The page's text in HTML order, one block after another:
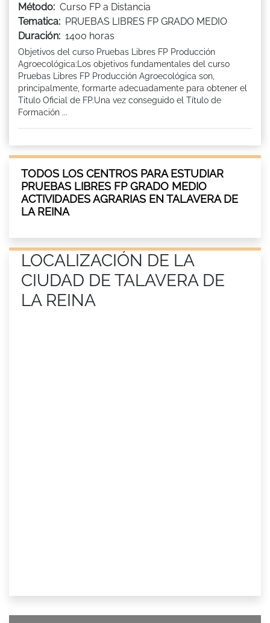
Método: Curso FP a Distancia
Tematica: PRUEBAS LIBRES FP GRADO MEDIO
Duración: 1400 horas
Objetivos del curso Pruebas Libres FP Producción
Agroecológica:Los objetivos fundamentales del curso
Pruebas Libres FP Producción Agroecológica son,
principalmente, formarte adecuadamente para obtener el
Titulo Oficial de FP.Una vez conseguido el Título de
Formación ...
TODOS LOS CENTROS PARA ESTUDIAR
PRUEBAS LIBRES FP GRADO MEDIO
ACTIVIDADES AGRARIAS EN TALAVERA DE
LA REINA
LOCALIZACIÓN DE LA
CIUDAD DE TALAVERA DE
LA REINA